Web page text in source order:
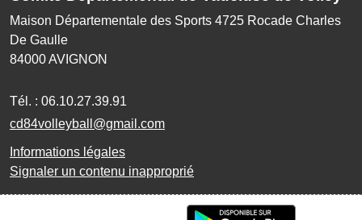
Maison Départementale des Sports 4725 Rocade Charles
De Gaulle
84000AVIGNON
Tél. : 06.10.27.39.91
cd84volleyball@gmail.com
Informations légales
Signaler un contenu inapproprié